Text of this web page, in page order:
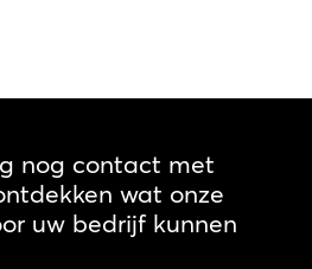
nog contact met
wat onze
uw bedrijf kunnen